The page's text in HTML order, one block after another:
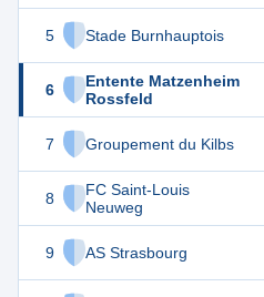
5 Stade Burnhauptois
6
Entente Matzenheim
Rossfeld
7 Groupement du Kilbs
8
FC Saint-Louis
Neuweg
9 AS Strasbourg
29
28 18
21 18